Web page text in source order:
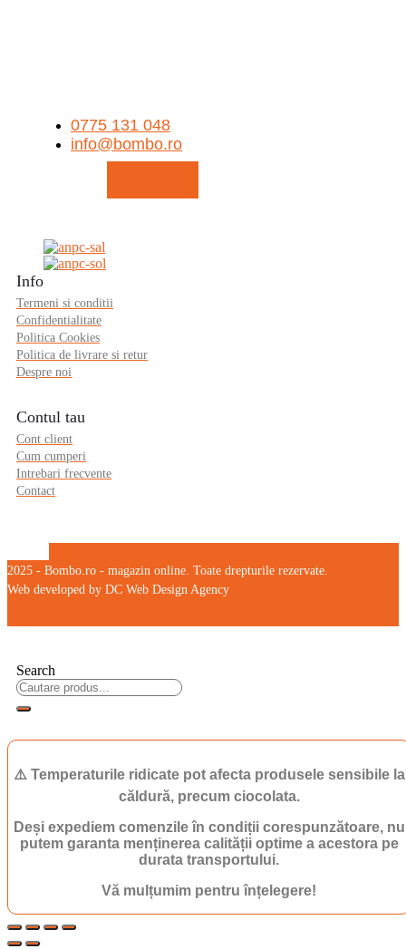
0775 131 048
info@bombo.ro
Info
Termeni si conditii
Confidentialitate
Politica Cookies
Politica de livrare si retur
Despre noi
Contul tau
Cont client
Cum cumperi
Intrebari frecvente
Contact
2025 - Bombo.ro - magazin online. Toate drepturile rezervate.
Web developed by DC Web Design Agency
Search
⚠️ Temperaturile ridicate pot afecta produsele sensibile la
căldură, precum ciocolata.
Deși expediem comenzile în condiții corespunzătoare, nu
putem garanta menținerea calității optime a acestora pe
durata transportului.
Vă mulțumim pentru înțelegere!